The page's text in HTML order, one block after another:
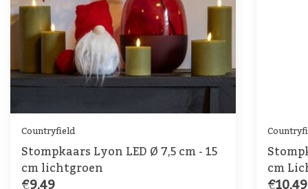
Countryfield
Stompkaars Lyon LED Ø 7,5 cm - 15
cm lichtgroen cm